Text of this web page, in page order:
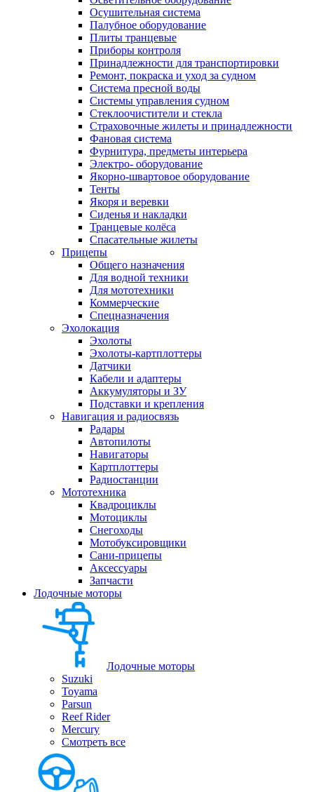
Осушительная система
Палубное оборудование
Плиты транцевые
Приборы контроля
Принадлежности для транспортировки
Ремонт, покраска и уход за судном
Система пресной воды
Системы управления судном
Стеклоочистители и стекла
Страховочные жилеты и принадлежности
Фановая система
Фурнитура, предметы интерьера
Электро- оборудование
Якорно-швартовое оборудование
Тенты
Якоря и веревки
Сиденья и накладки
Транцевые колёса
Спасательные жилеты
Прицепы
Общего назначения
Для водной техники
Для мототехники
Коммерческие
Спецназначения
Эхолокация
Эхолоты
Эхолоты-картплоттеры
Датчики
Кабели и адаптеры
Аккумуляторы и ЗУ
Подставки и крепления
Навигация и радиосвязь
Радары
Автопилоты
Навигаторы
Картплоттеры
Радиостанции
Мототехника
Квадроциклы
Мотоциклы
Снегоходы
Мотобуксировщики
Сани-прицепы
Аксессуары
Запчасти
Лодочные моторы
Лодочные моторы
Suzuki
Toyama
Parsun
Reef Rider
Mercury
Смотреть все